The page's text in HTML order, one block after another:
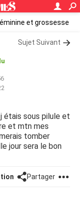
et grossesse
Sujet Suivant
étais sous pilule et
et mtn mes
tomber
jour sera le bon
Partager